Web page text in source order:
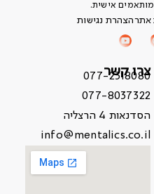
מותאמים אישית.
אתרהצהרת נגישות
צרו קשר
077-2318080
077-8037322
הסדנאות 4 הרצליה
info@mentalics.co.il